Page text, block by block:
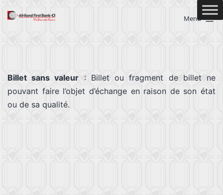
Menu
Billet sans valeur : Billet ou fragment de billet ne
pouvant faire l’objet d’échange en raison de son état
ou de sa qualité.